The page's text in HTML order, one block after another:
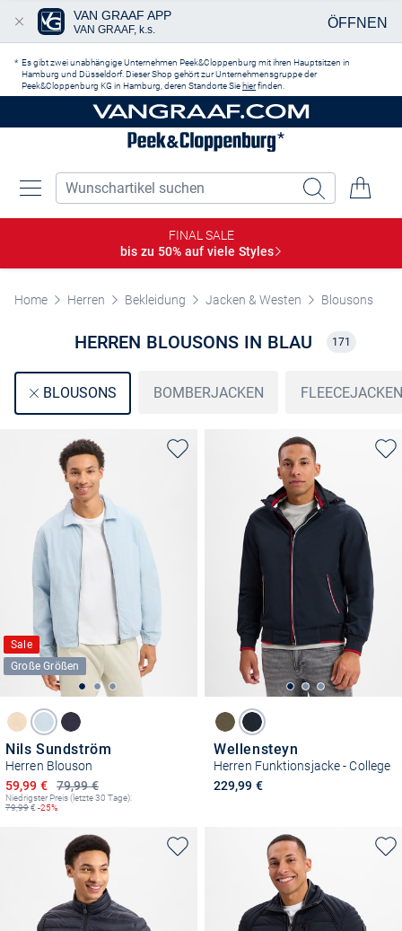
Es gibt zwei unabhängige Unternehmen Peek&Cloppenburg mit ihren Hauptsitzen in
Hamburg und Düsseldorf. Dieser Shop gehört zur Unternehmensgruppe der
Peek&Cloppenburg KG in Hamburg, deren Standorte Sie hierfinden.
FINAL SALE
bis zu 50% auf viele Styles
Home Herren Bekleidung Jacken & Westen Blousons
HERREN BLOUSONS IN BLAU 171
BLOUSONS BOMBERJACKEN FLEECEJACKEN
Sale
Große Größen
Nils Sundström
Herren Blouson
79,99 €
Ermäßigter Preis
59,99 €
Niedrigster Preis (letzte 30 Tage):
79,99€ -25%
Wellensteyn
Herren Funktionsjacke - College
229,99 €
VAN GRAAF APP
VAN GRAAF, k.s. ÖFFNEN